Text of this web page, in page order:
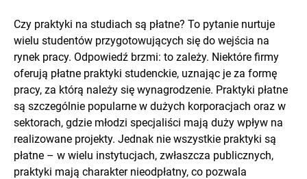
Czy praktyki na studiach są płatne? To pytanie nurtuje
wielu studentów przygotowujących się do wejścia na
rynek pracy. Odpowiedź brzmi: to zależy. Niektóre firmy
oferują płatne praktyki studenckie, uznając je za formę
pracy, za którą należy się wynagrodzenie. Praktyki płatne
są szczególnie popularne w dużych korporacjach oraz w
sektorach, gdzie młodzi specjaliści mają duży wpływ na
realizowane projekty. Jednak nie wszystkie praktyki są
płatne – w wielu instytucjach, zwłaszcza publicznych,
praktyki mają charakter nieodpłatny, co pozwala